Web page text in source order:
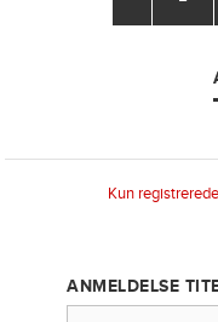
Kun
ANMELDELSE